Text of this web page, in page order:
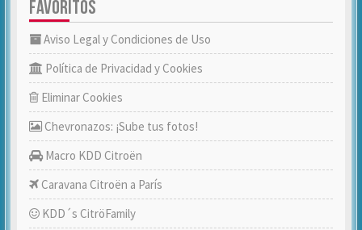
FAVORITOS
Aviso Legal y Condiciones de Uso
Política de Privacidad y Cookies
Eliminar Cookies
Chevronazos: ¡Sube tus fotos!
Macro KDD Citroën
Caravana Citroën a París
KDD´s CitröFamily